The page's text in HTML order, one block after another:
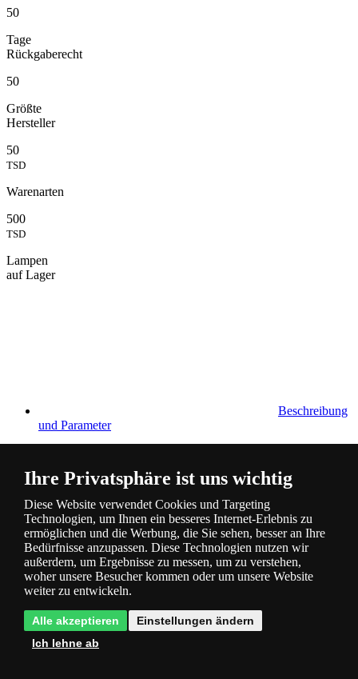
50
Tage
Rückgaberecht
50
Größte
Hersteller
50
TSD
Warenarten
500
TSD
Lampen
auf Lager
Beschreibung
und Parameter
Fragen
Ihre Privatsphäre ist uns wichtig
Diese Website verwendet Cookies und Targeting
Technologien, um Ihnen ein besseres Internet-Erlebnis zu
ermöglichen und die Werbung, die Sie sehen, besser an Ihre
Bedürfnisse anzupassen. Diese Technologien nutzen wir
außerdem, um Ergebnisse zu messen, um zu verstehen,
woher unsere Besucher kommen oder um unsere Website
weiter zu entwickeln.
Alle akzeptieren
Einstellungen ändern
Ich lehne ab